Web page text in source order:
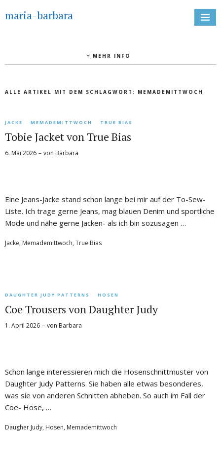
maria-barbara
MEHR INFO
ALLE ARTIKEL MIT DEM SCHLAGWORT: MEMADEMITTWOCH
JACKE MEMADEMITTWOCH TRUE BIAS
Tobie Jacket von True Bias
6. Mai 2026 von Barbara
Eine Jeans-Jacke stand schon lange bei mir auf der To-Sew-
Liste. Ich trage gerne Jeans, mag blauen Denim und sportliche
Mode und nähe gerne Jacken- als ich bin sozusagen …
Jacke, Memademittwoch, True Bias
DAUGHTER JUDY PATTERNS HOSEN
Coe Trousers von Daughter Judy
1. April 2026 von Barbara
Schon lange interessieren mich die Hosenschnittmuster von
Daughter Judy Patterns. Sie haben alle etwas besonderes,
was sie von anderen Schnitten abheben. So auch im Fall der
Coe- Hose, …
Daugher Judy, Hosen, Memademittwoch